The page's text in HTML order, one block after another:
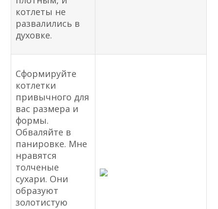
котлеты не
развалились в
духовке.
Сформируйте
котлетки
привычного для
вас размера и
формы.
Обваляйте в
панировке. Мне
нравятся
толченые
сухари. Они
образуют
золотистую